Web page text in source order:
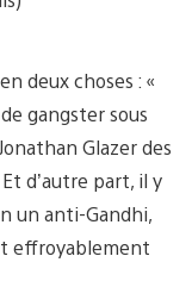
deux choses : «
gangster sous
Glazer des
d’autre part, il y
un anti-Gandhi,
effroyablement